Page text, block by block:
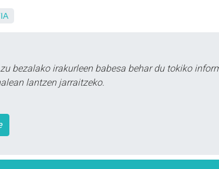
bezalako irakurleen babesa behar du tokiko
lantzen jarraitzeko.